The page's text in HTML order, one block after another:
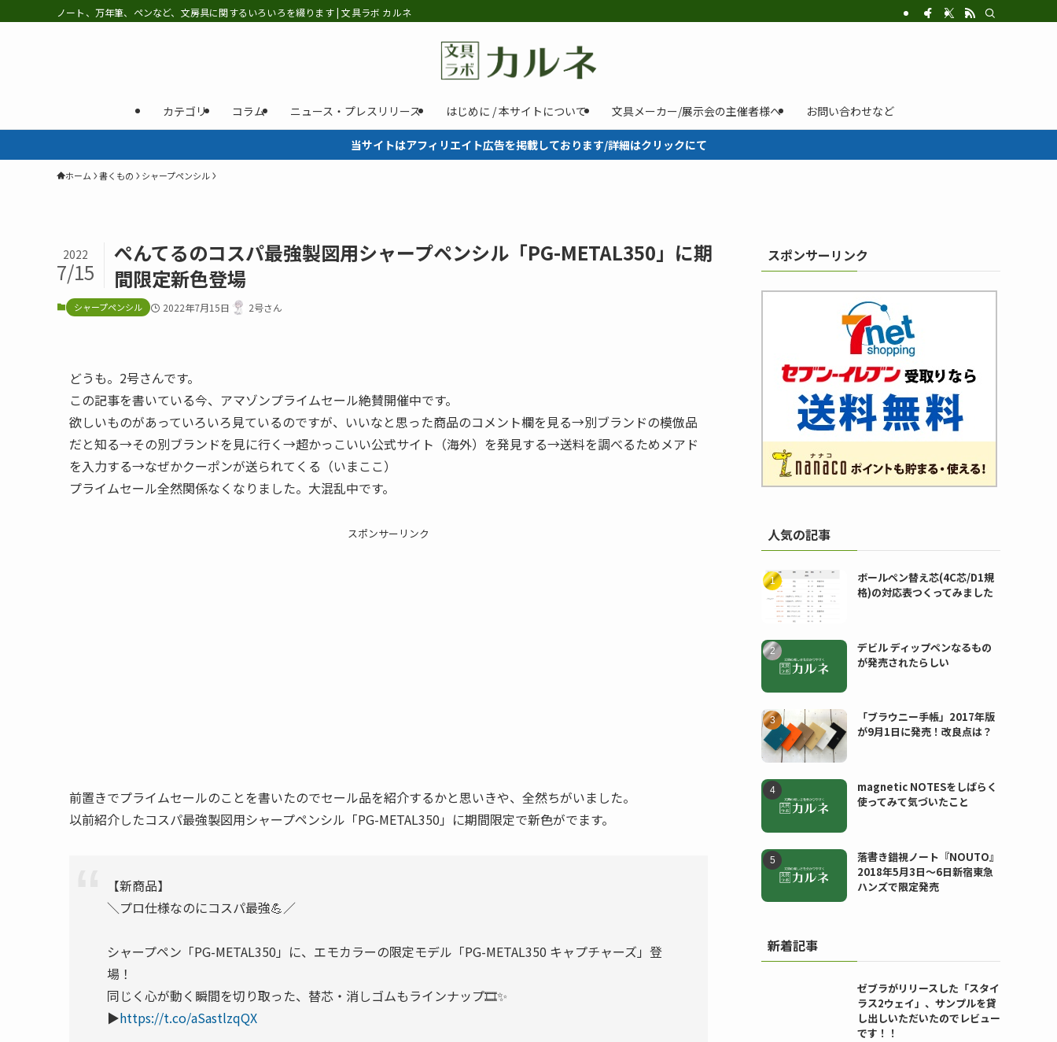
ノート、万年筆、ペンなど、文房具に関するいろいろを綴ります | 文具ラボ カルネ
カテゴリ コラム ニュース・プレスリリース はじめに / 本サイトについて 文具メーカー/展示会の主催者様へ お問い合わせなど
当サイトはアフィリエイト広告を掲載しております/詳細はクリックにて
ホーム 書くもの シャープペンシル
ぺんてるのコスパ最強製図用シャープペンシル「PG-METAL350」に期
間限定新色登場
2022
7/15
シャープペンシル 2022年7月15日 2号さん
どうも。2号さんです。
この記事を書いている今、アマゾンプライムセール絶賛開催中です。
欲しいものがあっていろいろ見ているのですが、いいなと思った商品のコメント欄を見る→別ブランドの模倣品
だと知る→その別ブランドを見に行く→超かっこいい公式サイト（海外）を発見する→送料を調べるためメアド
を入力する→なぜかクーポンが送られてくる（いまここ）
プライムセール全然関係なくなりました。大混乱中です。
スポンサーリンク
前置きでプライムセールのことを書いたのでセール品を紹介するかと思いきや、全然ちがいました。
以前紹介したコスパ最強製図用シャープペンシル「PG-METAL350」に期間限定で新色がでます。
【新商品】
＼プロ仕様なのにコスパ最強💪／
シャープペン「PG-METAL350」に、エモカラーの限定モデル「PG-METAL350 キャプチャーズ」登
場！
同じく心が動く瞬間を切り取った、替芯・消しゴムもラインナップ🎞✨
▶️https://t.co/aSastlzqQX
スポンサーリンク
人気の記事
ボールペン替え芯(4C芯/D1規
格)の対応表つくってみました
デビル ディップペンなるもの
が発売されたらしい
「ブラウニー手帳」2017年版
が9月1日に発売！改良点は？
magnetic NOTESをしばらく
使ってみて気づいたこと
落書き錯視ノート『NOUTO』
2018年5月3日〜6日新宿東急
ハンズで限定発売
新着記事
ゼブラがリリースした「スタイ
ラス2ウェイ」、サンプルを貸
し出しいただいたのでレビュー
です！！